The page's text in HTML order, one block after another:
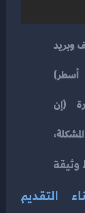
صورة هوية واضحة + رقم هاتف وبريد